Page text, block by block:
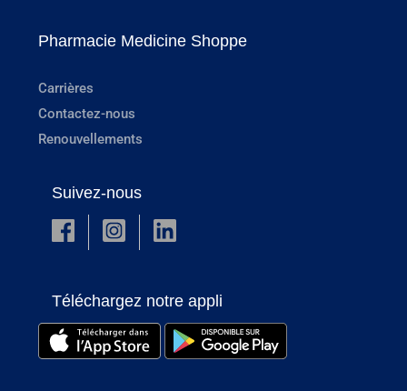
Pharmacie Medicine Shoppe
Carrières
Contactez-nous
Renouvellements
Suivez-nous
Téléchargez notre appli